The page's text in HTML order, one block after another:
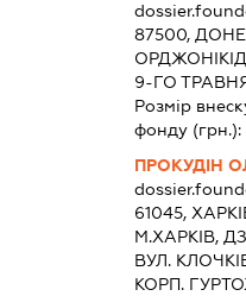
87500,
9-ГО
Розмір
фонду (грн.):
ПРОКУДІН
61045,
М.ХАРКІВ,
ВУЛ.
КОРП.